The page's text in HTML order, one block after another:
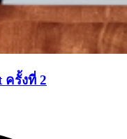
ครั้งที่ 2